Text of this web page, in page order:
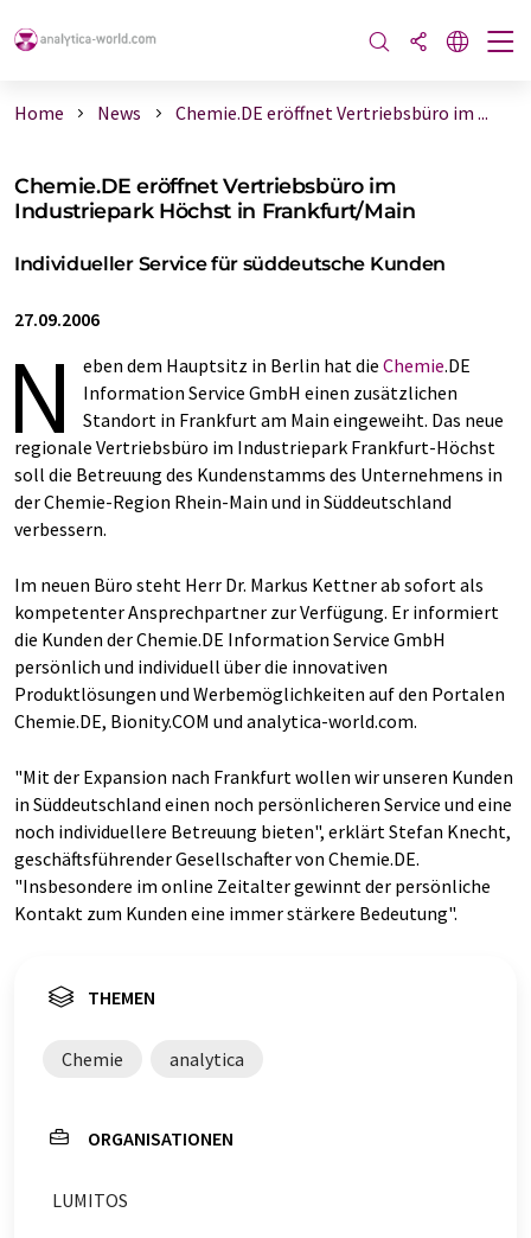
Home News Chemie.DE eröffnet Vertriebsbüro im ...
Chemie.DE eröffnet Vertriebsbüro im
Industriepark Höchst in Frankfurt/Main
Individueller Service für süddeutsche Kunden
27.09.2006
N eben dem Hauptsitz in Berlin hat die Chemie.DE
Information Service GmbH einen zusätzlichen
Standort in Frankfurt am Main eingeweiht. Das neue
regionale Vertriebsbüro im Industriepark Frankfurt-Höchst
soll die Betreuung des Kundenstamms des Unternehmens in
der Chemie-Region Rhein-Main und in Süddeutschland
verbessern.
Im neuen Büro steht Herr Dr. Markus Kettner ab sofort als
kompetenter Ansprechpartner zur Verfügung. Er informiert
die Kunden der Chemie.DE Information Service GmbH
persönlich und individuell über die innovativen
Produktlösungen und Werbemöglichkeiten auf den Portalen
Chemie.DE, Bionity.COM und analytica-world.com.
"Mit der Expansion nach Frankfurt wollen wir unseren Kunden
in Süddeutschland einen noch persönlicheren Service und eine
noch individuellere Betreuung bieten", erklärt Stefan Knecht,
geschäftsführender Gesellschafter von Chemie.DE.
"Insbesondere im online Zeitalter gewinnt der persönliche
Kontakt zum Kunden eine immer stärkere Bedeutung".
THEMEN
Chemie analytica
ORGANISATIONEN
LUMITOS